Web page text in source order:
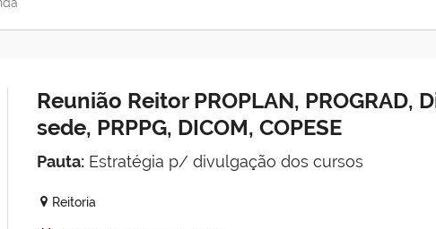
Reunião Reitor PROPLAN, PROGRAD,
sede, PRPPG, DICOM, COPESE
Pauta:Estratégia p/ divulgação dos cursos
Reitoria